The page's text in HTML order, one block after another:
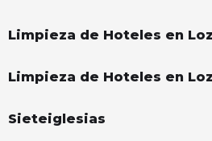
Limpieza de Hoteles en
Limpieza de Hoteles en
Sieteiglesias